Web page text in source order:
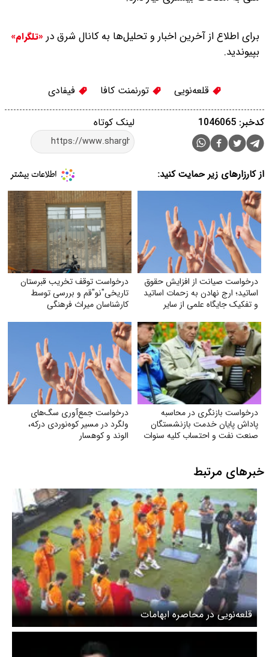
برای اطلاع از آخرین اخبار و تحلیل‌ها به کانال شرق در «تلگرام»
بپیوندید.
قلعه‌نویی تورنمنت کافا فیفادی
لینک کوتاه کدخبر: 1046065
از کارزارهای زیر حمایت کنید:
درخواست صیانت از افزایش حقوق
اساتید؛ ارج نهادن به زحمات اساتید
و تفکیک جایگاه علمی از سایر
درخواست توقف تخریب قبرستان
تاریخی"نو"قم و بررسی توسط
کارشناسان میراث فرهنگی
درخواست بازنگری در محاسبه
پاداش پایان خدمت بازنشستگان
صنعت نفت و احتساب کلیه سنوات
درخواست جمع‌آوری سگ‌های
ولگرد در مسیر کوه‌نوردی درکه،
الوند و کوهسار
خبرهای مرتبط
قلعه‌نویی در محاصره ابهامات